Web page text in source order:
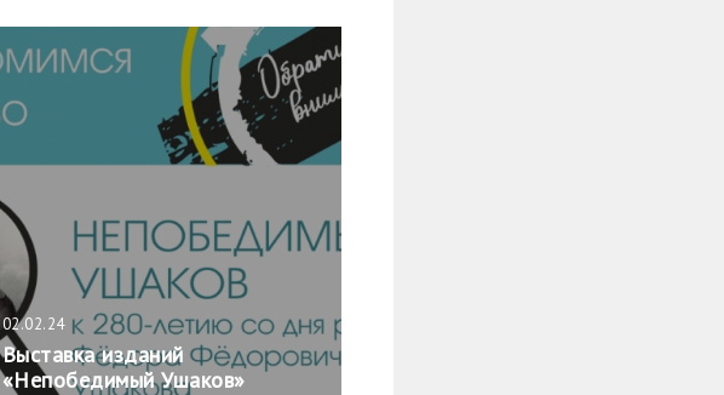
02.02.24
Выставка изданий
«Непобедимый Ушаков»